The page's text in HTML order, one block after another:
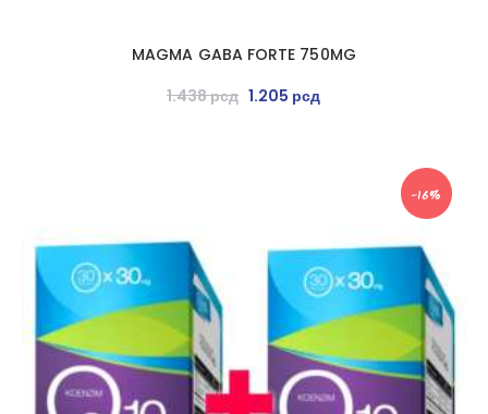
MAGMA GABA FORTE 750MG
1.438рсд 1.205 рсд
-16%